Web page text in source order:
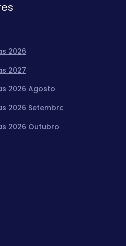
2026
2027
2026 Agosto
2026 Setembro
2026 Outubro